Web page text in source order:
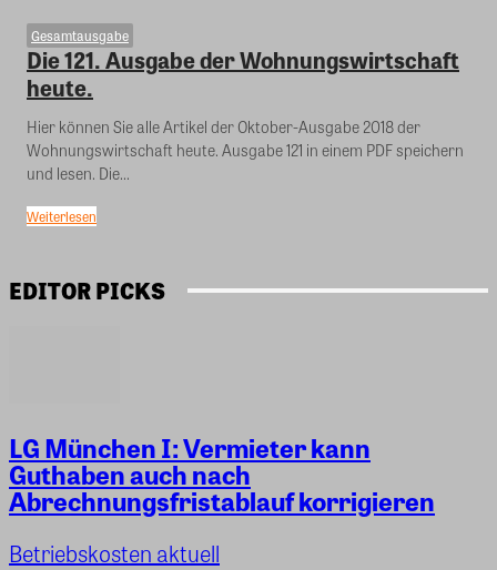
Gesamtausgabe
Die 121. Ausgabe der Wohnungswirtschaft
heute.
Hier können Sie alle Artikel der Oktober-Ausgabe 2018 der
Wohnungswirtschaft heute. Ausgabe 121 in einem PDF speichern
und lesen. Die...
Weiterlesen
EDITOR PICKS
LG München I: Vermieter kann
Guthaben auch nach
Abrechnungsfristablauf korrigieren
Betriebskosten aktuell